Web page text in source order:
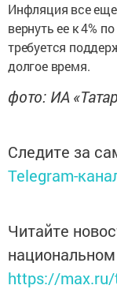
Инфляция все
вернуть ее к 4%
требуется
долгое время.
фото: ИА
Следите за
Telegram-
Читайте
https://